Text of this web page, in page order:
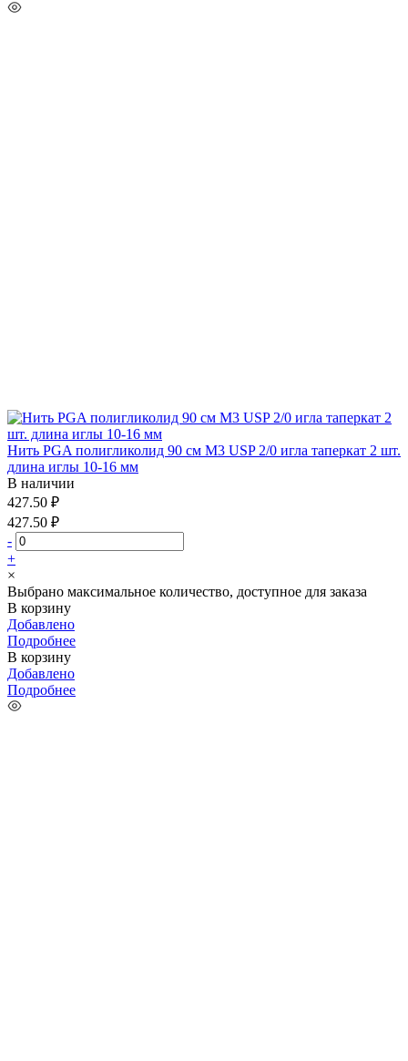
Нить PGA полигликолид 90 см М3 USP 2/0 игла таперкат 2 шт.
длина иглы 10-16 мм
В наличии
427.50 ₽
427.50 ₽
-
+
×
Выбрано максимальное количество, доступное для заказа
В корзину
Добавлено
Подробнее
В корзину
Добавлено
Подробнее